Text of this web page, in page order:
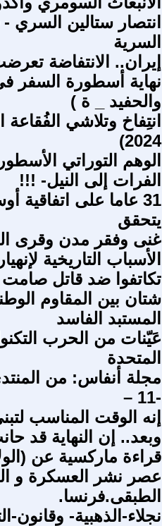
انتصار ستالين السري
السرية
إيران.. الانتفاضة
نهاية أسطورة السفر
والحفيد _ ة )
2024)
الوهم التوراتي
الفرات إلى النيل- !!!
31 عاما على
يتحقق
غنى وفقر مدن وقرى
الأسباب التاريخية
تكاتفوا ضد قاتل
شتان بين المقاوم
المستبد الفاسد
عَيّنات من الحرب
المتحدة
مجلة أنفاس: من
-11 –
إنه الوقت المناسب
وبعد.. إن النهاية قد
قراءة ماركسية عن
عصر نشر العسكرة و
الطبقى.فرنسا.
نجلاء-الذهبية- وقانون-